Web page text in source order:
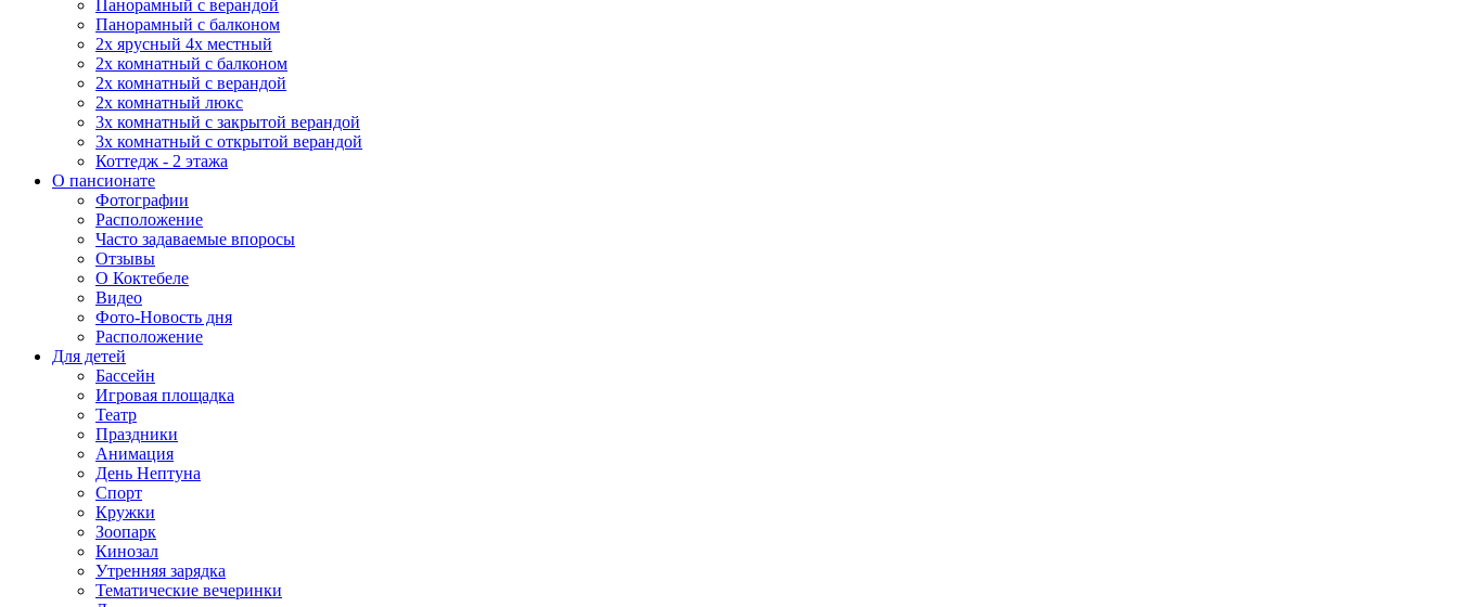
Панорамный с верандой
Панорамный с балконом
2х ярусный 4х местный
2х комнатный с балконом
2х комнатный с верандой
2х комнатный люкс
3х комнатный с закрытой верандой
3х комнатный с открытой верандой
Коттедж - 2 этажа
О пансионате
Фотографии
Расположение
Часто задаваемые впоросы
Отзывы
О Коктебеле
Видео
Фото-Новость дня
Расположение
Для детей
Бассейн
Игровая площадка
Театр
Праздники
Анимация
День Нептуна
Спорт
Кружки
Зоопарк
Кинозал
Утренняя зарядка
Тематические вечеринки